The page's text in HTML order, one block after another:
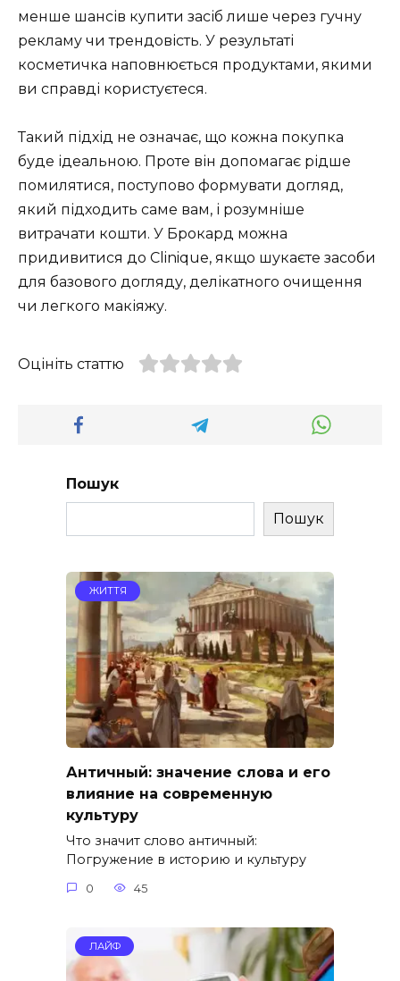
менше шансів купити засіб лише через гучну
рекламу чи трендовість. У результаті
косметичка наповнюється продуктами, якими
ви справді користуєтеся.
Такий підхід не означає, що кожна покупка
буде ідеальною. Проте він допомагає рідше
помилятися, поступово формувати догляд,
який підходить саме вам, і розумніше
витрачати кошти. У Брокард можна
придивитися до Clinique, якщо шукаєте засоби
для базового догляду, делікатного очищення
чи легкого макіяжу.
Оцініть статтю
Пошук
Пошук
ЖИТТЯ
Античный: значение слова и его
влияние на современную
культуру
Что значит слово античный:
Погружение в историю и культуру
0 45
ЛАЙФ